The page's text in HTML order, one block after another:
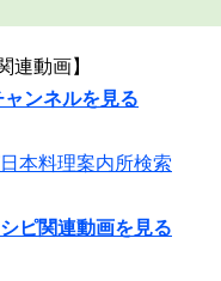
連動画】
ンネルを見る
本料理案内所検索
ピ関連動画を見る